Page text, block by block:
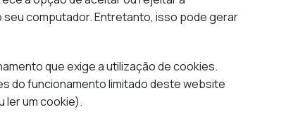
computador. Entretanto, isso pode gerar
que exige a utilização de cookies.
do funcionamento limitado deste website
ler um cookie).